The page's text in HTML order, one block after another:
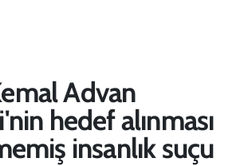
Advan
hedef alınması
insanlık suçu